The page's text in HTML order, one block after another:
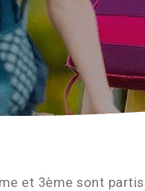
et 3ème sont